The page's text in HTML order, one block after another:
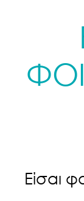
Είσαι